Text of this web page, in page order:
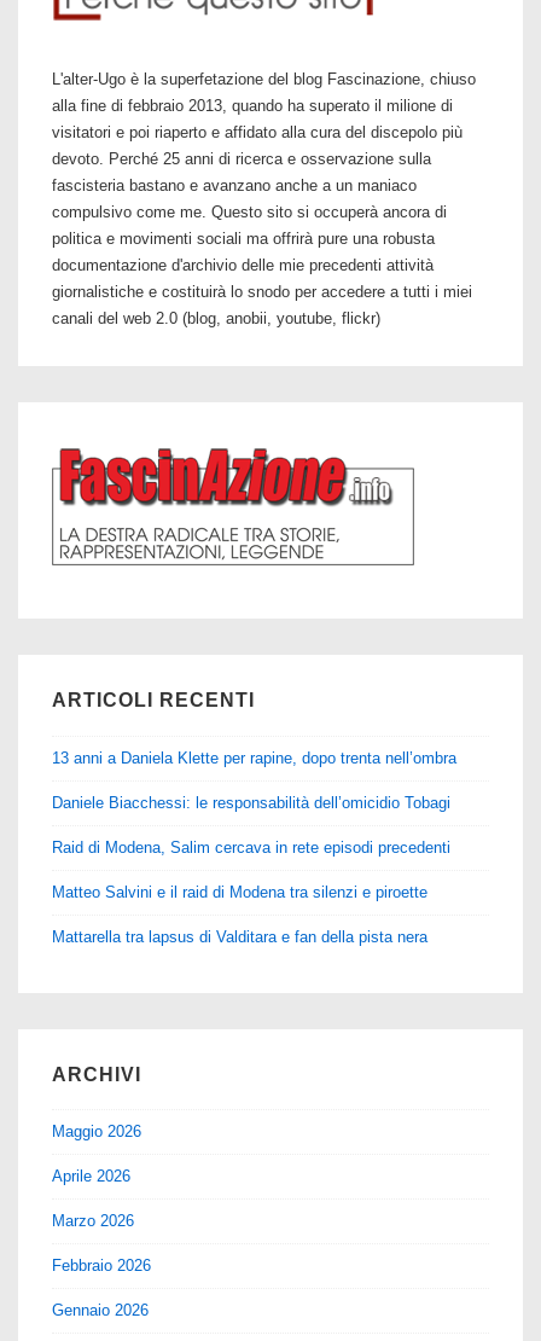
L'alter-Ugo è la superfetazione del blog Fascinazione, chiuso
alla fine di febbraio 2013, quando ha superato il milione di
visitatori e poi riaperto e affidato alla cura del discepolo più
devoto. Perché 25 anni di ricerca e osservazione sulla
fascisteria bastano e avanzano anche a un maniaco
compulsivo come me. Questo sito si occuperà ancora di
politica e movimenti sociali ma offrirà pure una robusta
documentazione d'archivio delle mie precedenti attività
giornalistiche e costituirà lo snodo per accedere a tutti i miei
canali del web 2.0 (blog, anobii, youtube, flickr)
ARTICOLI RECENTI
13 anni a Daniela Klette per rapine, dopo trenta nell’ombra
Daniele Biacchessi: le responsabilità dell’omicidio Tobagi
Raid di Modena, Salim cercava in rete episodi precedenti
Matteo Salvini e il raid di Modena tra silenzi e piroette
Mattarella tra lapsus di Valditara e fan della pista nera
ARCHIVI
Maggio 2026
Aprile 2026
Marzo 2026
Febbraio 2026
Gennaio 2026